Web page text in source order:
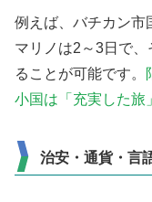
例えば、バチカン市
マリノは2～3日で
ることが可能です。
小国は「充実した旅
治安・通貨・言